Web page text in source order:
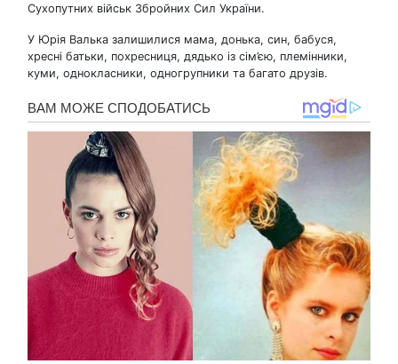
Сухопутних військ Збройних Сил України.
У Юрія Валька залишилися мама, донька, син, бабуся,
хресні батьки, похресниця, дядько із сім’єю, племінники,
куми, однокласники, одногрупники та багато друзів.